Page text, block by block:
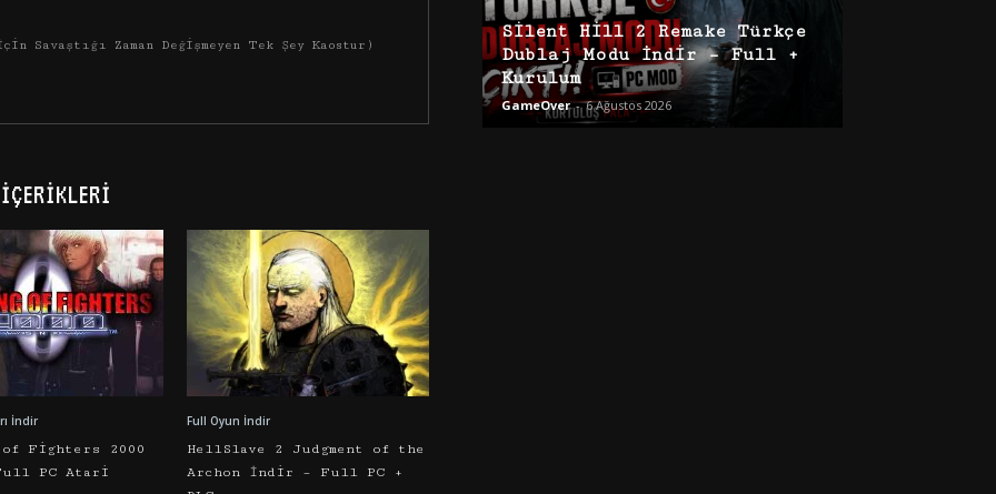
Savaştığı Zaman Değişmeyen Tek Şey Kaostur)
İndir
Fighters 2000
PC Atari
Full Oyun İndir
HellSlave 2 Judgment of the
Archon İndir – Full PC +
Silent Hill 2 Remake Türkçe
Dublaj Modu İndir – Full +
Kurulum
GameOver - 6 Ağustos 2026